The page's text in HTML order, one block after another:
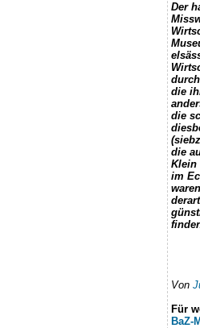
Der
die
die
die
Klein
im
Von
Für
BaZ-